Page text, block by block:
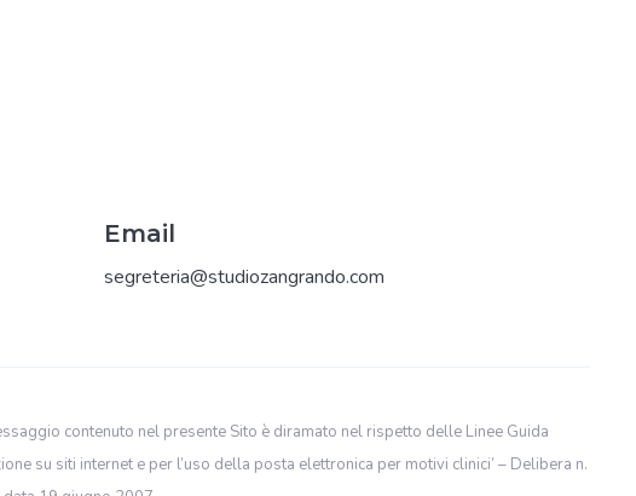
Email
segreteria@studiozangrando.com
contenuto nel presente Sito è diramato nel rispetto delle Linee Guida
su siti internet e per l’uso della posta elettronica per motivi clinici’ – Delibera n.